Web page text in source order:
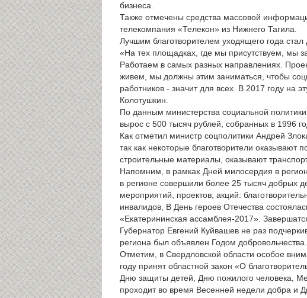
бизнеса.
Также отмечены средства массовой
телекомпания «Телекон» из Нижнего Тагила.
Лучшим благотворителем уходящего года
«На тех площадках, где мы присутствуем, мы
Работаем в самых разных направлениях.
живем, мы должны этим заниматься, чтобы
работников - значит для всех. В 2017 году на
Колотушкин.
По данным министерства социальной
вырос с 500 тысяч рублей, собранных в 1996
Как отметил министр соцполитики Андрей
так как некоторые благотворители
строительные материалы, оказывают
Напомним, в рамках Дней милосердия в
в регионе совершили более 25 тысяч добрых
мероприятий, проектов, акций:
инвалидов, В День героев Отечества
«Екатерининская ассамблея-2017».
Губернатор Евгений Куйвашев не раз
региона был объявлен Годом добровольчества.
Отметим, в Свердловской области особое
году принят областной закон «О
Дню защиты детей, Дню пожилого человека,
проходит во время Весенней недели добра и